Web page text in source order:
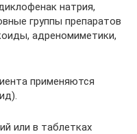
натрия,
группы препаратов
адреномиметики,
применяются
или в таблетках